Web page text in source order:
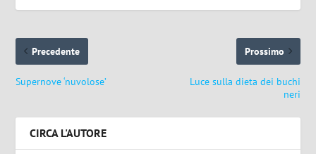
Precedente
Supernove ‘nuvolose’
Prossimo
Luce sulla dieta dei buchi
neri
CIRCA L'AUTORE